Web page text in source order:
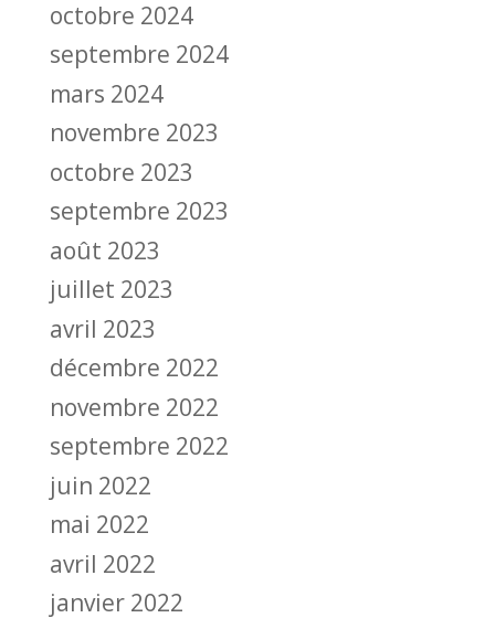
octobre 2024
septembre 2024
mars 2024
novembre 2023
octobre 2023
septembre 2023
août 2023
juillet 2023
avril 2023
décembre 2022
novembre 2022
septembre 2022
juin 2022
mai 2022
avril 2022
janvier 2022